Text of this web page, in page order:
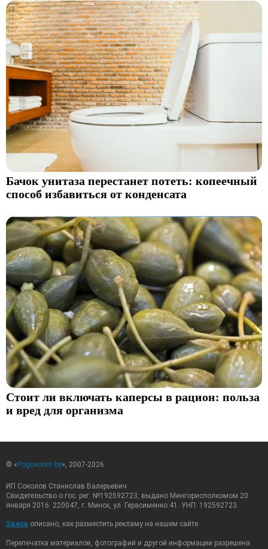
Бачок унитаза перестанет потеть: копеечный
способ избавиться от конденсата
Стоит ли включать каперсы в рацион: польза
и вред для организма
© «Pogovorim.by», 2007-2026.
ИП Соколов Станислав Валерьевич
Свидетельство о гос. рег. №192592723, выдано Мингорисполкомом 20
января 2016. 220047, г. Минск, ул. Герасименко 41. УНП: 192592723.
Здесь описано, как разместить рекламу на нашем сайте
Перепечатка материалов, фотографий и другой информации разрешена